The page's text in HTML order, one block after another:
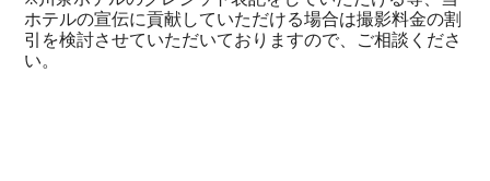
ホテルの宣伝に貢献していただける場合は撮影料金の割
引を検討させていただいておりますので、ご相談くださ
い。